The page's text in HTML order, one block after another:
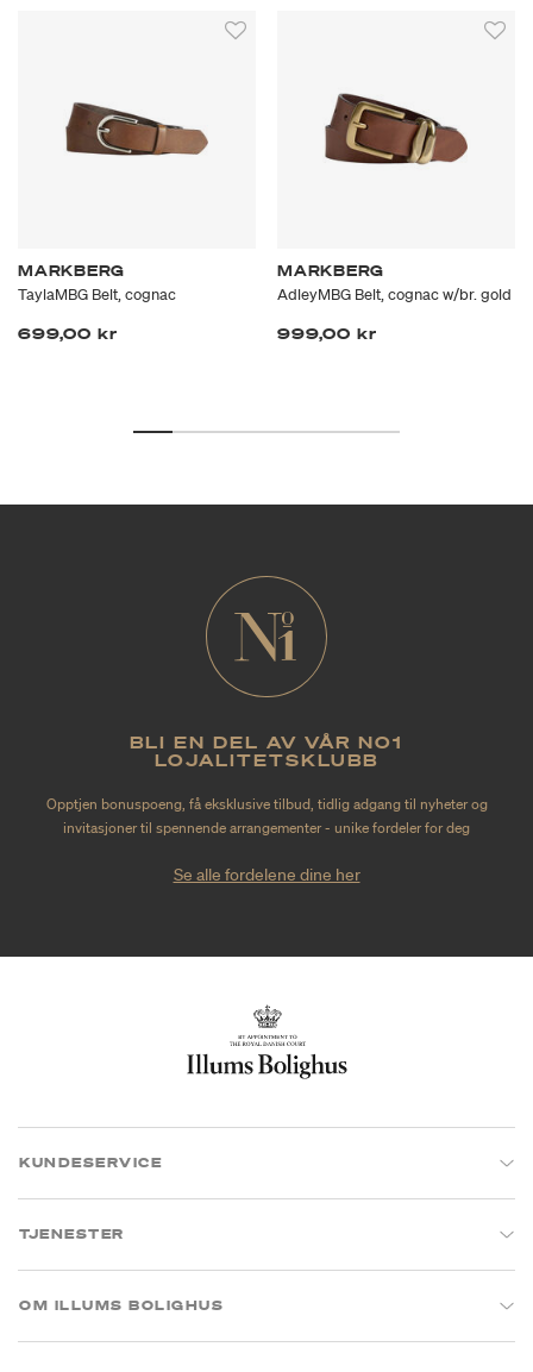
MARKBERG
TaylaMBG Belt, cognac
699,00 kr
MARKBERG
AdleyMBG Belt, cognac w/br. gold
999,00 kr
BLI EN DEL AV VÅR NO1
LOJALITETSKLUBB
Opptjen bonuspoeng, få eksklusive tilbud, tidlig adgang til nyheter og
invitasjoner til spennende arrangementer - unike fordeler for deg
Se alle fordelene dine her
KUNDESERVICE
TJENESTER
OM ILLUMS BOLIGHUS